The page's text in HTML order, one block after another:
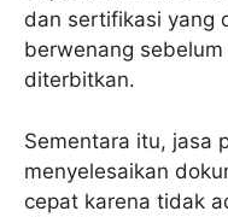
dan sertifikasi yang
berwenang
diterbitkan.
Sementara itu, jasa
menyelesaikan
cepat karena tidak